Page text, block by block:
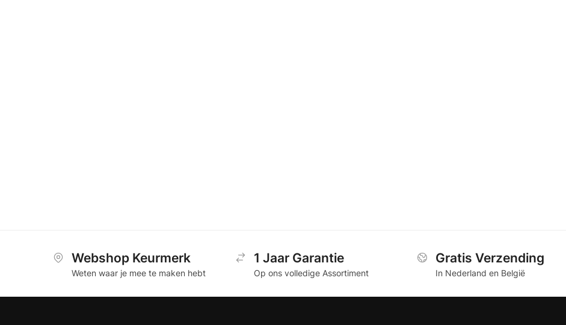
Webshop Keurmerk
Weten waar je mee te maken hebt
1 Jaar Garantie
Op ons volledige Assortiment
Gratis Verzending
In Nederland en België